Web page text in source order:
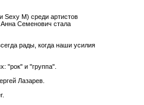
M) среди артистов
Семенович стала
рады, когда наши усилия
"рок" и "группа".
Лазарев.